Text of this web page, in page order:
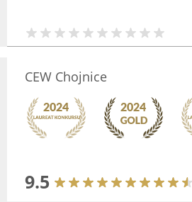
CEW Chojnice
9.5